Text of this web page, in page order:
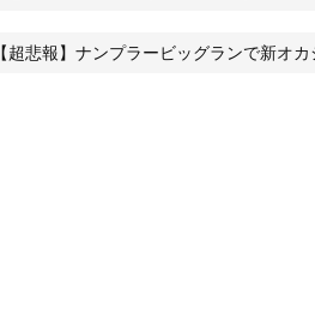
【超悲報】ナンプラービッグランで新オ